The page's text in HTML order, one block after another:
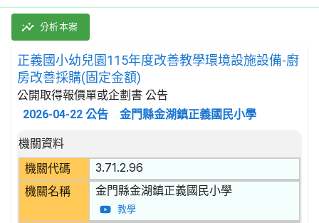
正義國小幼兒園115年度改善教學環境設施設備-廚房改善採
採購類別：財物類 結構金屬產品及其零件 | 招標方式：公
分析本案
正義國小幼兒園115年度改善教學環境設施設備-廚
房改善採購(固定金額)
公開取得報價單或企劃書 公告
2026-04-22 公告 金門縣金湖鎮正義國民小學
招標公告詳細內容
機關資料
機關代碼
3.71.2.96
機關名稱 金門縣金湖鎮正義國民小學
教學